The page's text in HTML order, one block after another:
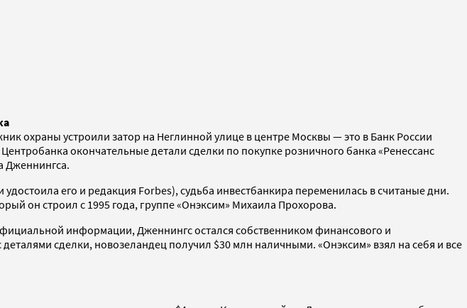
охраны устроили затор на Неглинной улице в центре Москвы — это в Банк России
окончательные детали сделки по покупке розничного банка «Ренессанс
Дженнингса.
его и редакция Forbes), судьба инвестбанкира переменилась в считаные дни.
он строил с 1995 года, группе «Онэксим» Михаила Прохорова.
информации, Дженнингс остался собственником финансового и
сделки, новозеландец получил $30 млн наличными. «Онэксим» взял на себя и все